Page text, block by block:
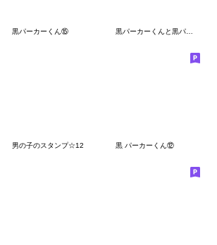
黒パーカーくん⑮ 黒パーカーくんと黒パーカーちゃん⑧
男の子のスタンプ☆12 黒 パーカーくん⑫